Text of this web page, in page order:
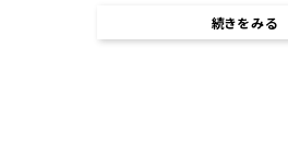
続きをみる